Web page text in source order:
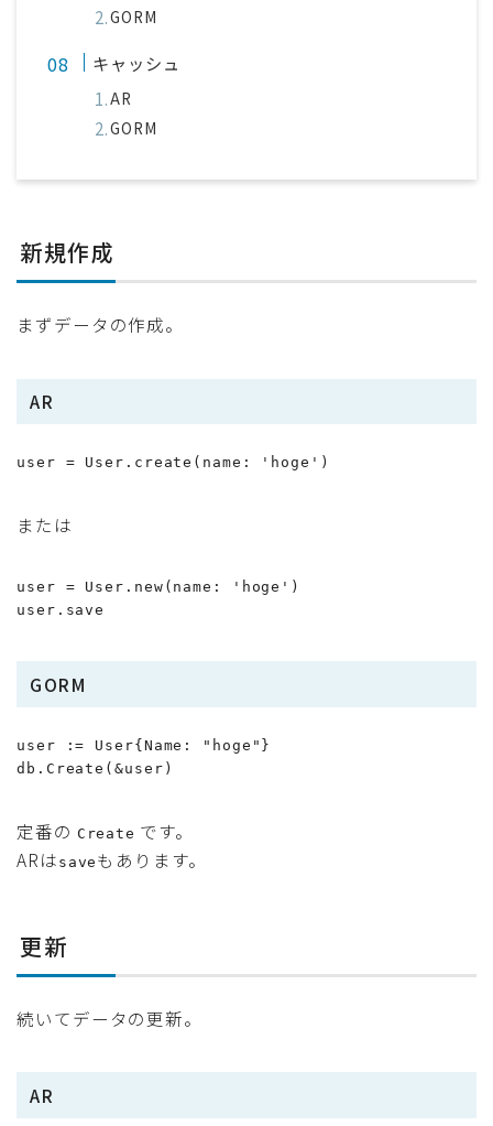
GORM
キャッシュ
AR
GORM
新規作成
まずデータの作成。
AR
user = User.create(name: 'hoge')
または
user = User.new(name: 'hoge')
user.save
GORM
user := User{Name: "hoge"}
db.Create(&user)
定番の Create です。
ARは save もあります。
更新
続いてデータの更新。
AR